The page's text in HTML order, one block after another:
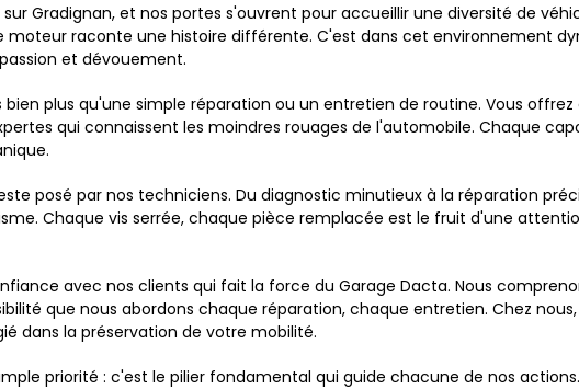
Gradignan, et nos portes s'ouvrent pour accueillir une diversité de
raconte une histoire différente. C'est dans cet environnement
et dévouement.
plus qu'une simple réparation ou un entretien de routine. Vous
qui connaissent les moindres rouages de l'automobile. Chaque
posé par nos techniciens. Du diagnostic minutieux à la réparation
Chaque vis serrée, chaque pièce remplacée est le fruit d'une
avec nos clients qui fait la force du Garage Dacta. Nous
que nous abordons chaque réparation, chaque entretien. Chez
dans la préservation de votre mobilité.
priorité : c'est le pilier fondamental qui guide chacune de nos